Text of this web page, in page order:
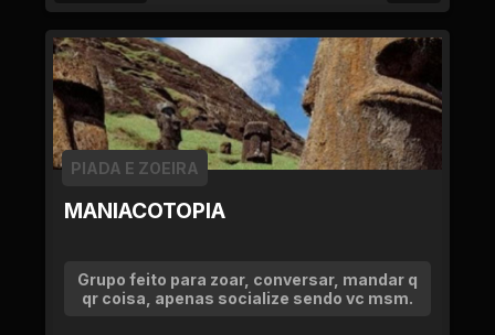
MANIACOTOPIA
PIADA E ZOEIRA
Grupo feito para zoar, conversar, mandar q
qr coisa, apenas socialize sendo vc msm.